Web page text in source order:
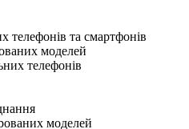
телефонів та смартфонів
моделей
телефонів
моделей